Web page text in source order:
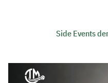
Side Events